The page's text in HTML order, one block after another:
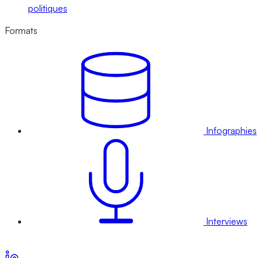
politiques
Formats
Infographies
Interviews